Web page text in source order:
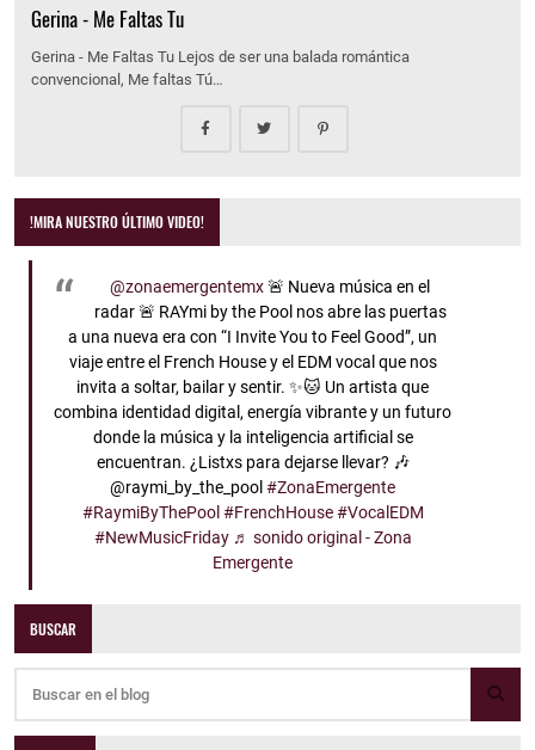
Gerina - Me Faltas Tu
Gerina - Me Faltas Tu Lejos de ser una balada romántica
convencional, Me faltas Tú…
!MIRA NUESTRO ÚLTIMO VIDEO!
@zonaemergentemx🚨 Nueva música en el
radar 🚨 RAYmi by the Pool nos abre las puertas
a una nueva era con “I Invite You to Feel Good”, un
viaje entre el French House y el EDM vocal que nos
invita a soltar, bailar y sentir. ✨🐱 Un artista que
combina identidad digital, energía vibrante y un futuro
donde la música y la inteligencia artificial se
encuentran. ¿Listxs para dejarse llevar? 🎶
@raymi_by_the_pool#ZonaEmergente
#RaymiByThePool #FrenchHouse #VocalEDM
#NewMusicFriday ♬ sonido original - Zona
Emergente
BUSCAR